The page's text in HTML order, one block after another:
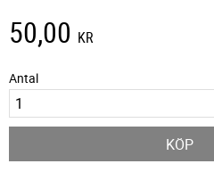
50,00 KR
Antal
KÖP